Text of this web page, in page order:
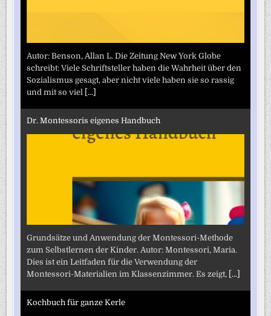
Autor: Benson, Allan L. Die Zeitung New York Globe
schreibt: Viele Schriftsteller haben die Wahrheit über den
Sozialismus gesagt, aber nicht viele haben sie so rassig
und mit so viel [...]
Dr. Montessoris eigenes Handbuch
Grundsätze und Anwendung der Montessori-Methode
zum Selbstlernen der Kinder. Autor: Montessori, Maria.
Dies ist ein Leitfaden für die Verwendung der
Montessori-Materialien im Klassenzimmer. Es zeigt, [...]
Kochbuch für ganze Kerle